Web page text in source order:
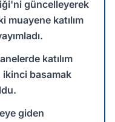
güncelleyerek
muayene katılım
katılım
ikinci basamak
giden